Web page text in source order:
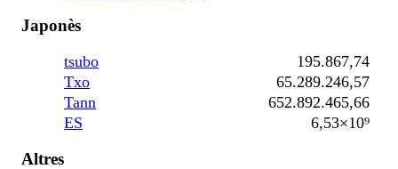
Japonès
tsubo
195.867,74
Txo
65.289.246,57
Tann
652.892.465,66
ES
6,53×10⁹
Altres